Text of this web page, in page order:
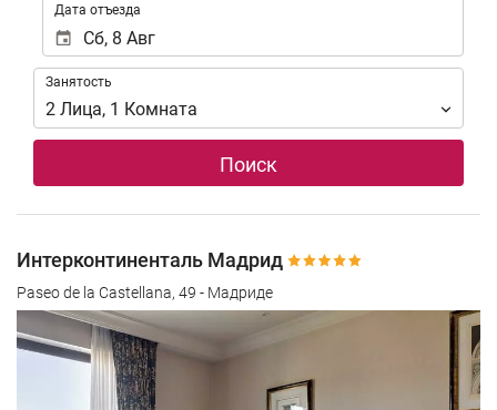
Дата отъезда
Занятость
Занятость
2 Лица, 1 Комната
Поиск
Интерконтиненталь Мадрид
Paseo de la Castellana, 49 - Мадриде